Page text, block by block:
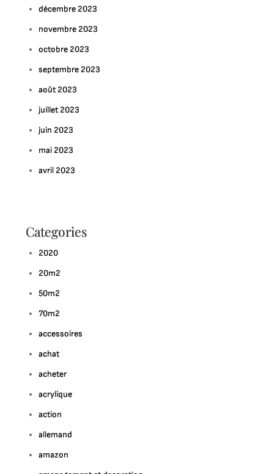
décembre 2023
novembre 2023
octobre 2023
septembre 2023
août 2023
juillet 2023
juin 2023
mai 2023
avril 2023
Categories
2020
20m2
50m2
70m2
accessoires
achat
acheter
acrylique
action
allemand
amazon